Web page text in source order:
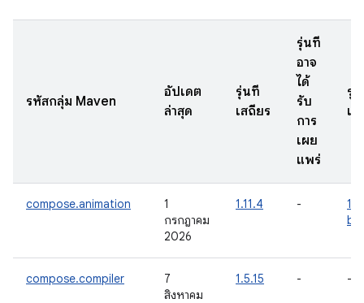
รหัสกลุ่ม Maven
อัปเดต
ล่าสุด
รุ่นที่
เสถียร
รุ่นที่
อาจ
ได้
รับ
การ
เผย
แพร่
รุ่น
เบ
compose.animation
1
กรกฎาคม
2026
1.11.4 -
compose.compiler
7
สิงหาคม
1.5.15 - -